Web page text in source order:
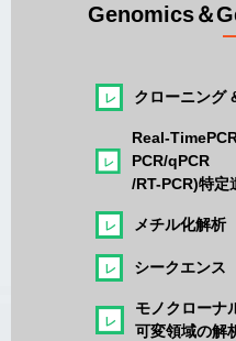
Genomics＆
クローニング
Real-
PCR/qPCR
/RT-PCR)特定
メチル化解析
シークエンス
モノクローナ
可変領域の解